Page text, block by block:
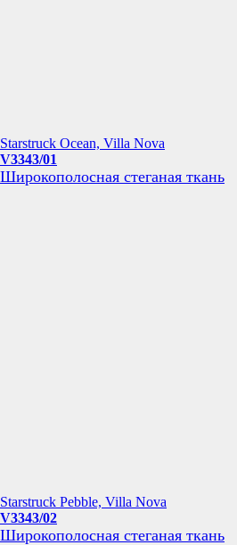
Starstruck Ocean, Villa Nova
V3343/01
Широкополосная стеганая ткань
Starstruck Pebble, Villa Nova
V3343/02
Широкополосная стеганая ткань